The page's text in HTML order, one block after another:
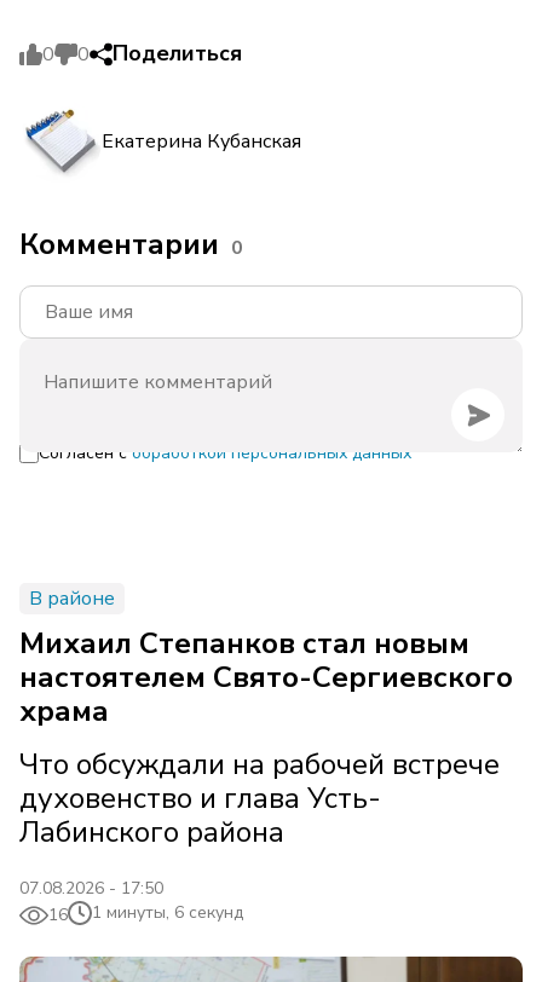
0 0 Поделиться
Екатерина Кубанская
Комментарии 0
Согласен с обработкой персональных данных
В районе
Михаил Степанков стал новым
настоятелем Свято-Сергиевского
храма
Что обсуждали на рабочей встрече
духовенство и глава Усть-
Лабинского района
07.08.2026 - 17:50
16
1 минуты, 6 секунд